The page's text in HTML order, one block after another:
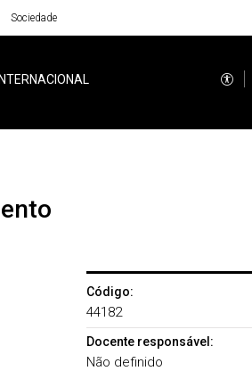
Sociedade
INTERNACIONAL
Código:
44182
Docente responsável:
Não definido